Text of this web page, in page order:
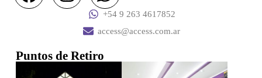
+54 9 263 4617852
access@access.com.ar
Puntos de Retiro